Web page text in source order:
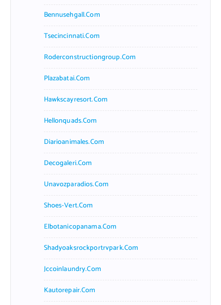
Bennusehgall.com
Tsecincinnati.com
Roderconstructiongroup.com
Plazabatai.com
Hawkscayresort.com
Hellonquads.com
Diarioanimales.com
Decogaleri.com
Unavozparadios.com
Shoes-Vert.com
Elbotanicopanama.com
Shadyoaksrockportrvpark.com
Jccoinlaundry.com
Kautorepair.com